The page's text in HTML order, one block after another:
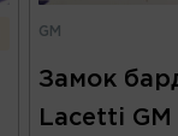
GM
Замок
Lacetti GM